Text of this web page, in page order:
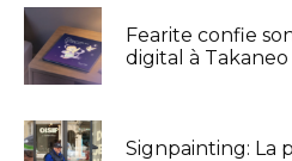
Fearite confie
digital à Takaneo
Signpainting: La